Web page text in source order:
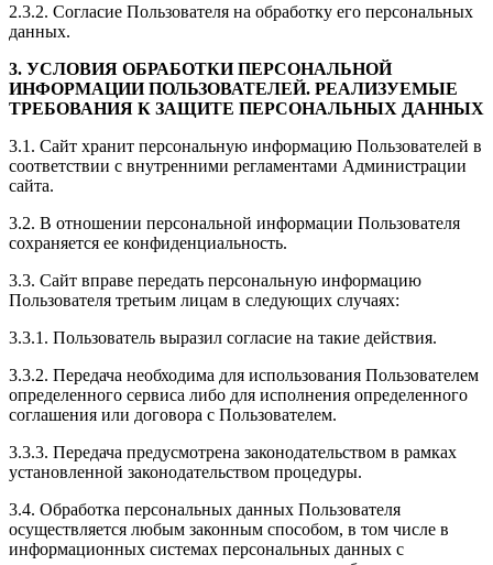
2.3.2. Согласие Пользователя на обработку его персональных
данных.
3. УСЛОВИЯ ОБРАБОТКИ ПЕРСОНАЛЬНОЙ
ИНФОРМАЦИИ ПОЛЬЗОВАТЕЛЕЙ. РЕАЛИЗУЕМЫЕ
ТРЕБОВАНИЯ К ЗАЩИТЕ ПЕРСОНАЛЬНЫХ ДАННЫХ
3.1. Сайт хранит персональную информацию Пользователей в
соответствии с внутренними регламентами Администрации
сайта.
3.2. В отношении персональной информации Пользователя
сохраняется ее конфиденциальность.
3.3. Сайт вправе передать персональную информацию
Пользователя третьим лицам в следующих случаях:
3.3.1. Пользователь выразил согласие на такие действия.
3.3.2. Передача необходима для использования Пользователем
определенного сервиса либо для исполнения определенного
соглашения или договора с Пользователем.
3.3.3. Передача предусмотрена законодательством в рамках
установленной законодательством процедуры.
3.4. Обработка персональных данных Пользователя
осуществляется любым законным способом, в том числе в
информационных системах персональных данных с